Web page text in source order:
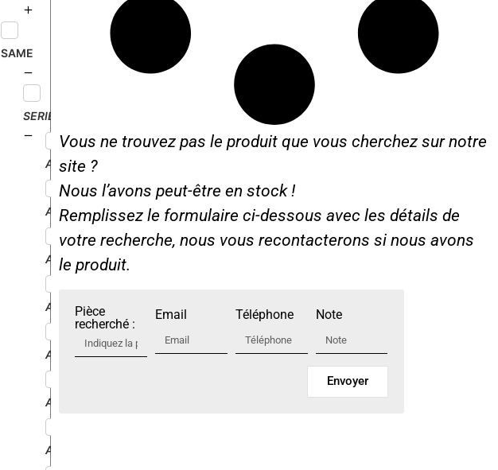
SAME
SERIE
ANTARES100
ANTARES110
ANTARES130
ARGON55
ARGON60
ARGON65
ARGON70
…
.
Vous ne trouvez pas le produit que vous cherchez sur notre
site ?
Nous l’avons peut-être en stock !
Remplissez le formulaire ci-dessous avec les détails de
votre recherche, nous vous recontacterons si nous avons
le produit.
Pièce
recherché :
Email Téléphone Note
Envoyer